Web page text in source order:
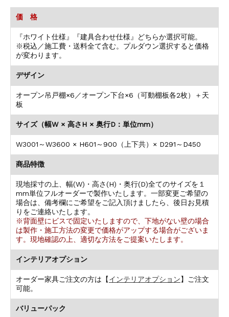
価 格
『ホワイト仕様』『建具合わせ仕様』どちらか選択可能。
※税込／施工費・送料全て含む。プルダウン選択すると価格
が変わります。
デザイン
オープン吊戸棚×6／オープン下台×6（可動棚板各2枚）＋天
板
サイズ（幅W × 高さH × 奥行D：単位mm）
W3001～W3600 × H601～900（上下共）× D291～D450
商品特徴
現地採寸の上、幅(W)・高さ(H)・奥行(D)全てのサイズを１
mm単位フルオーダーで製作いたします。一部変更ご希望の
場合は、備考欄にご希望をご記入頂けましたら、後日お見積
りをご連絡いたします。
※背面壁にビスで固定いたしますので、下地がない壁の場合
は製作・施工方法の変更で価格がアップする場合がございま
す。現地確認の上、適切な方法をご提案いたします。
インテリアオプション
オーダー家具ご注文の方は【インテリアオプション】ご注文
可能。
バリューパック